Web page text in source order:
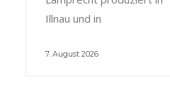
Illnau und in
7. August 2026